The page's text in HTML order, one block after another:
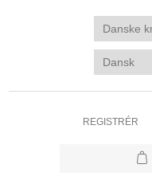
REGISTRÉR